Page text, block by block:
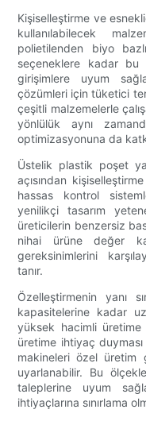
Kişiselleştirme ve
kullanılabilecek
polietilenden biyo
seçeneklere kadar bu
girişimlere uyum
çözümleri için tüketici
çeşitli malzemelerle
yönlülük aynı
optimizasyonuna da
Üstelik plastik poşet
açısından
hassas kontrol
yenilikçi tasarım
üreticilerin benzersiz
nihai ürüne değer
gereksinimlerini
tanır.
Özelleştirmenin yanı
kapasitelerine kadar
yüksek hacimli
üretime ihtiyaç
makineleri özel üretim
uyarlanabilir. Bu
taleplerine uyum
ihtiyaçlarına sınırlama